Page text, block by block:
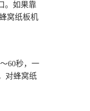
。如果靠
窝纸板机
60秒，一
对蜂窝纸